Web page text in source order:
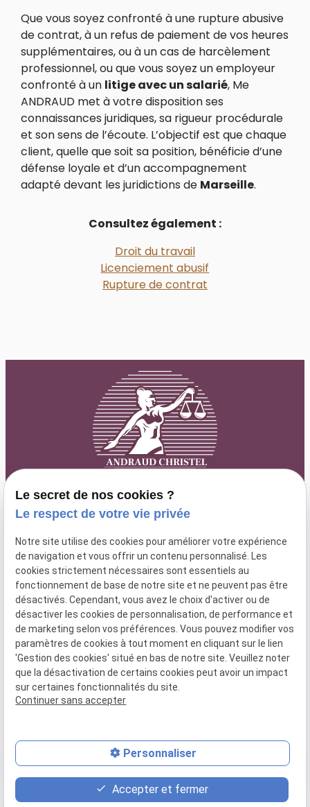
Que vous soyez confronté à une rupture abusive
de contrat, à un refus de paiement de vos heures
supplémentaires, ou à un cas de harcèlement
professionnel, ou que vous soyez un employeur
confronté à un litige avec un salarié, Me
ANDRAUD met à votre disposition ses
connaissances juridiques, sa rigueur procédurale
et son sens de l’écoute. L’objectif est que chaque
client, quelle que soit sa position, bénéficie d’une
défense loyale et d’un accompagnement
adapté devant les juridictions de Marseille.
Consultez également :
Droit du travail
Licenciement abusif
Rupture de contrat
04 84 89 15 87
63 rue Paradis
13006 MARSEILLE
lundi au
vendredi : 9h
- 18h30
52025096000066
Plan du
site
Mentions
légales
Politique de
confidentialité
place
Plan d'accès
contact_page
Contact
phone
04 84 89 15 87
Le secret de nos cookies ?
Le respect de votre vie privée
Notre site utilise des cookies pour améliorer votre expérience
de navigation et vous offrir un contenu personnalisé. Les
cookies strictement nécessaires sont essentiels au
fonctionnement de base de notre site et ne peuvent pas être
désactivés. Cependant, vous avez le choix d'activer ou de
désactiver les cookies de personnalisation, de performance et
de marketing selon vos préférences. Vous pouvez modifier vos
paramètres de cookies à tout moment en cliquant sur le lien
'Gestion des cookies' situé en bas de notre site. Veuillez noter
que la désactivation de certains cookies peut avoir un impact
sur certaines fonctionnalités du site.
Continuer sans accepter
Personnaliser
Accepter et fermer